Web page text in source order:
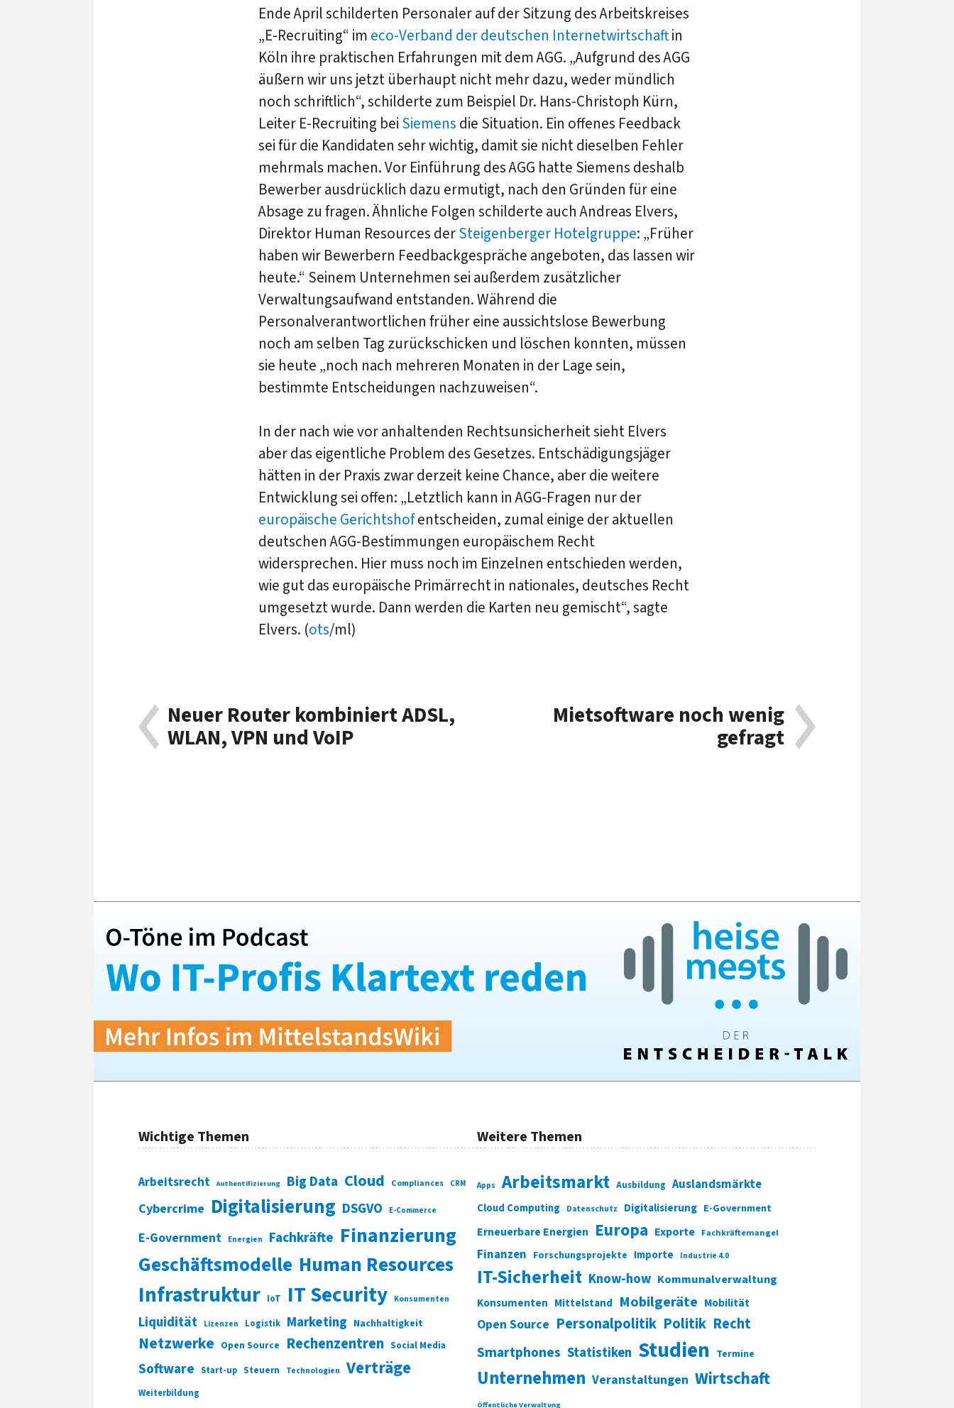
Ende April schilderten Personaler auf der Sitzung des Arbeitskreises
„E-Recruiting“ im eco-Verband der deutschen Internetwirtschaftin
Köln ihre praktischen Erfahrungen mit dem AGG. „Aufgrund des AGG
äußern wir uns jetzt überhaupt nicht mehr dazu, weder mündlich
noch schriftlich“, schilderte zum Beispiel Dr. Hans-Christoph Kürn,
Leiter E-Recruiting bei Siemens die Situation. Ein offenes Feedback
sei für die Kandidaten sehr wichtig, damit sie nicht dieselben Fehler
mehrmals machen. Vor Einführung des AGG hatte Siemens deshalb
Bewerber ausdrücklich dazu ermutigt, nach den Gründen für eine
Absage zu fragen. Ähnliche Folgen schilderte auch Andreas Elvers,
Direktor Human Resources derSteigenberger Hotelgruppe: „Früher
haben wir Bewerbern Feedbackgespräche angeboten, das lassen wir
heute.“ Seinem Unternehmen sei außerdem zusätzlicher
Verwaltungsaufwand entstanden. Während die
Personalverantwortlichen früher eine aussichtslose Bewerbung
noch am selben Tag zurückschicken und löschen konnten, müssen
sie heute „noch nach mehreren Monaten in der Lage sein,
bestimmte Entscheidungen nachzuweisen“.
In der nach wie vor anhaltenden Rechtsunsicherheit sieht Elvers
aber das eigentliche Problem des Gesetzes. Entschädigungsjäger
hätten in der Praxis zwar derzeit keine Chance, aber die weitere
Entwicklung sei offen: „Letztlich kann in AGG-Fragen nur der
europäische Gerichtshofentscheiden, zumal einige der aktuellen
deutschen AGG-Bestimmungen europäischem Recht
widersprechen. Hier muss noch im Einzelnen entschieden werden,
wie gut das europäische Primärrecht in nationales, deutsches Recht
umgesetzt wurde. Dann werden die Karten neu gemischt“, sagte
Elvers. (ots/ml)
Neuer Router kombiniert ADSL,
WLAN, VPN und VoIP
Mietsoftware noch wenig
gefragt
Wichtige Themen
Arbeitsrecht Authentifizierung Big Data Cloud Compliances CRM
Cybercrime Digitalisierung DSGVO E-Commerce
E-Government Energien Fachkräfte Finanzierung
Geschäftsmodelle Human Resources
Infrastruktur IoT IT Security Konsumenten
Liquidität Lizenzen Logistik Marketing Nachhaltigkeit
Netzwerke Open Source Rechenzentren Social Media
Software Start-up Steuern Technologien Verträge
Weiterbildung
Weitere Themen
Apps Arbeitsmarkt Ausbildung Auslandsmärkte
Cloud Computing Datenschutz Digitalisierung E-Government
Erneuerbare Energien Europa Exporte Fachkräftemangel
Finanzen Forschungsprojekte Importe Industrie 4.0
IT-Sicherheit Know-how Kommunalverwaltung
Konsumenten Mittelstand Mobilgeräte Mobilität
Open Source Personalpolitik Politik Recht
Smartphones Statistiken Studien Termine
Unternehmen Veranstaltungen Wirtschaft
Öffentliche Verwaltung